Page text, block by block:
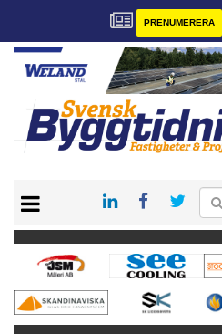
PRENUMERERA
PRENUMERERA
VÅRA ANDRA MAGASIN
ANNONSERA
KONTAKT